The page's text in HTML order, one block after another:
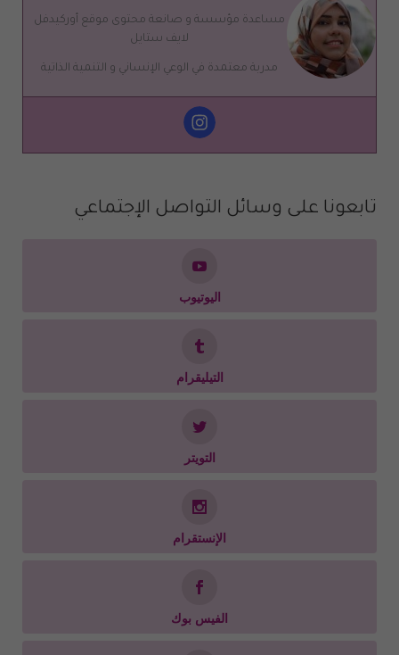
مساعدة مؤسسة و صانعة محتوى موقع أوركيدفل
لايف ستايل
مدربة معتمدة في الوعي الإنساني و التنمية الذاتية
تابعونا على وسائل التواصل الإجتماعي
اليوتيوب
التيليقرام
التويتر
الإنستقرام
الفيس بوك